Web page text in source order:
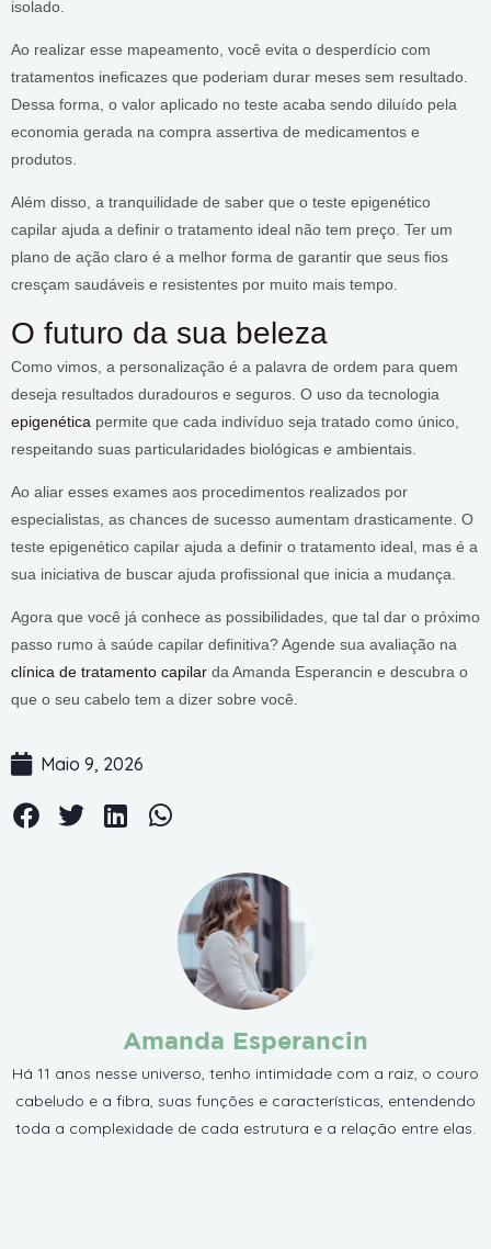
isolado.
Ao realizar esse mapeamento, você evita o desperdício com
tratamentos ineficazes que poderiam durar meses sem resultado.
Dessa forma, o valor aplicado no teste acaba sendo diluído pela
economia gerada na compra assertiva de medicamentos e
produtos.
Além disso, a tranquilidade de saber que o teste epigenético
capilar ajuda a definir o tratamento ideal não tem preço. Ter um
plano de ação claro é a melhor forma de garantir que seus fios
cresçam saudáveis e resistentes por muito mais tempo.
O futuro da sua beleza
Como vimos, a personalização é a palavra de ordem para quem
deseja resultados duradouros e seguros. O uso da tecnologia
epigenética permite que cada indivíduo seja tratado como único,
respeitando suas particularidades biológicas e ambientais.
Ao aliar esses exames aos procedimentos realizados por
especialistas, as chances de sucesso aumentam drasticamente. O
teste epigenético capilar ajuda a definir o tratamento ideal, mas é a
sua iniciativa de buscar ajuda profissional que inicia a mudança.
Agora que você já conhece as possibilidades, que tal dar o próximo
passo rumo à saúde capilar definitiva? Agende sua avaliação na
clínica de tratamento capilar da Amanda Esperancin e descubra o
que o seu cabelo tem a dizer sobre você.
Maio 9, 2026
Amanda Esperancin
Há 11 anos nesse universo, tenho intimidade com a raiz, o couro
cabeludo e a fibra, suas funções e características, entendendo
toda a complexidade de cada estrutura e a relação entre elas.